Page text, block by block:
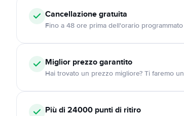
Cancellazionegratuita
Fino a 48 ore prima dell'orario
Miglior prezzo garantito
Hai trovato un prezzo migliore? Ti faremo
Più di 24000 punti di ritiro